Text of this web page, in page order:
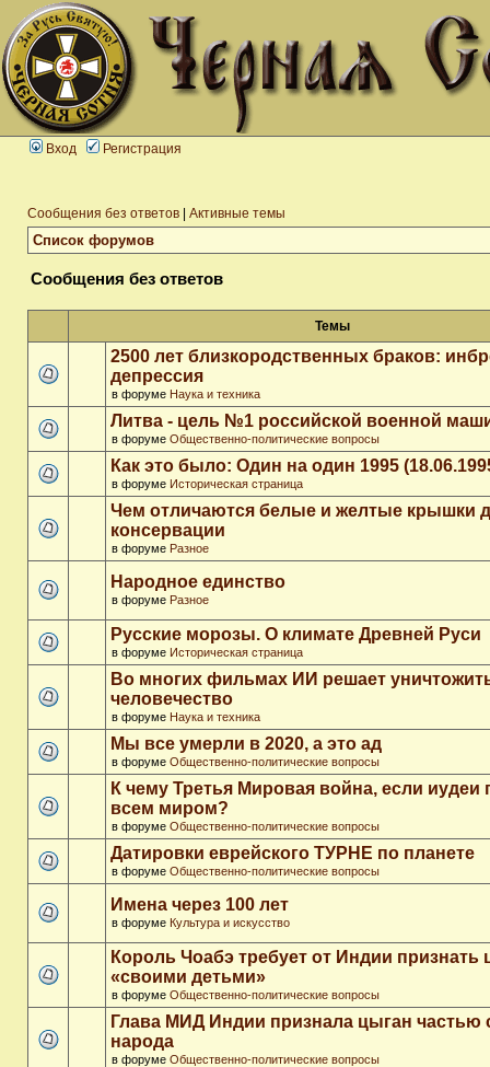
Вход Регистрация
Сообщения без ответов Активные темы
Список форумов
Сообщения без ответов
Темы
2500 лет близкородственных браков:
депрессия
в форуме Наука и техника
Литва - цель №1 российской военной
в форуме Общественно-политические вопросы
Как это было: Один на один 1995
в форуме Историческая страница
Чем отличаются белые и желтые крышки
консервации
в форуме Разное
Народное единство
в форуме Разное
Русские морозы. О климате Древней Руси
в форуме Историческая страница
Во многих фильмах ИИ решает
человечество
в форуме Наука и техника
Мы все умерли в 2020, а это ад
в форуме Общественно-политические вопросы
К чему Третья Мировая война, если иудеи
всем миром?
в форуме Общественно-политические вопросы
Датировки еврейского ТУРНЕ по планете
в форуме Общественно-политические вопросы
Имена через 100 лет
в форуме Культура и искусство
Король Чоабэ требует от Индии признать
«своими детьми»
в форуме Общественно-политические вопросы
Глава МИД Индии признала цыган частью
народа
в форуме Общественно-политические вопросы